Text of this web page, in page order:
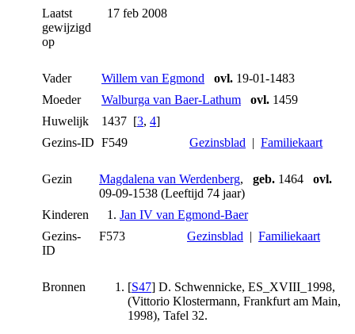
Laatst
gewijzigd
op
17 feb 2008
Vader Willem van Egmond ovl. 19-01-1483
Moeder
Walburga van Baer-Lathum ovl. 1459
Huwelijk
1437 [3, 4]
Gezins-ID F549 Gezinsblad | Familiekaart
Gezin Magdalena van Werdenberg, geb. 1464 ovl.
09-09-1538 (Leeftijd 74 jaar)
Kinderen
1. Jan IV van Egmond-Baer
Gezins-
ID
F573 Gezinsblad | Familiekaart
Bronnen [S47] D. Schwennicke, ES_XVIII_1998,
(Vittorio Klostermann, Frankfurt am Main,
1998), Tafel 32.